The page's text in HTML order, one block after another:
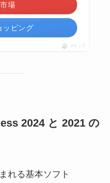
場
ッピング
ポチップ
2024 と 2021 の
れる基本ソフト